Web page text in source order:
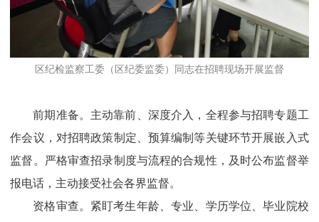
区纪检监察工委（区纪委监委）同志在招聘现场开展监督
前期准备。主动靠前、深度介入，全程参与招聘专题工
作会议，对招聘政策制定、预算编制等关键环节开展嵌入式
监督。严格审查招录制度与流程的合规性，及时公布监督举
报电话，主动接受社会各界监督。
资格审查。紧盯考生年龄、专业、学历学位、毕业院校